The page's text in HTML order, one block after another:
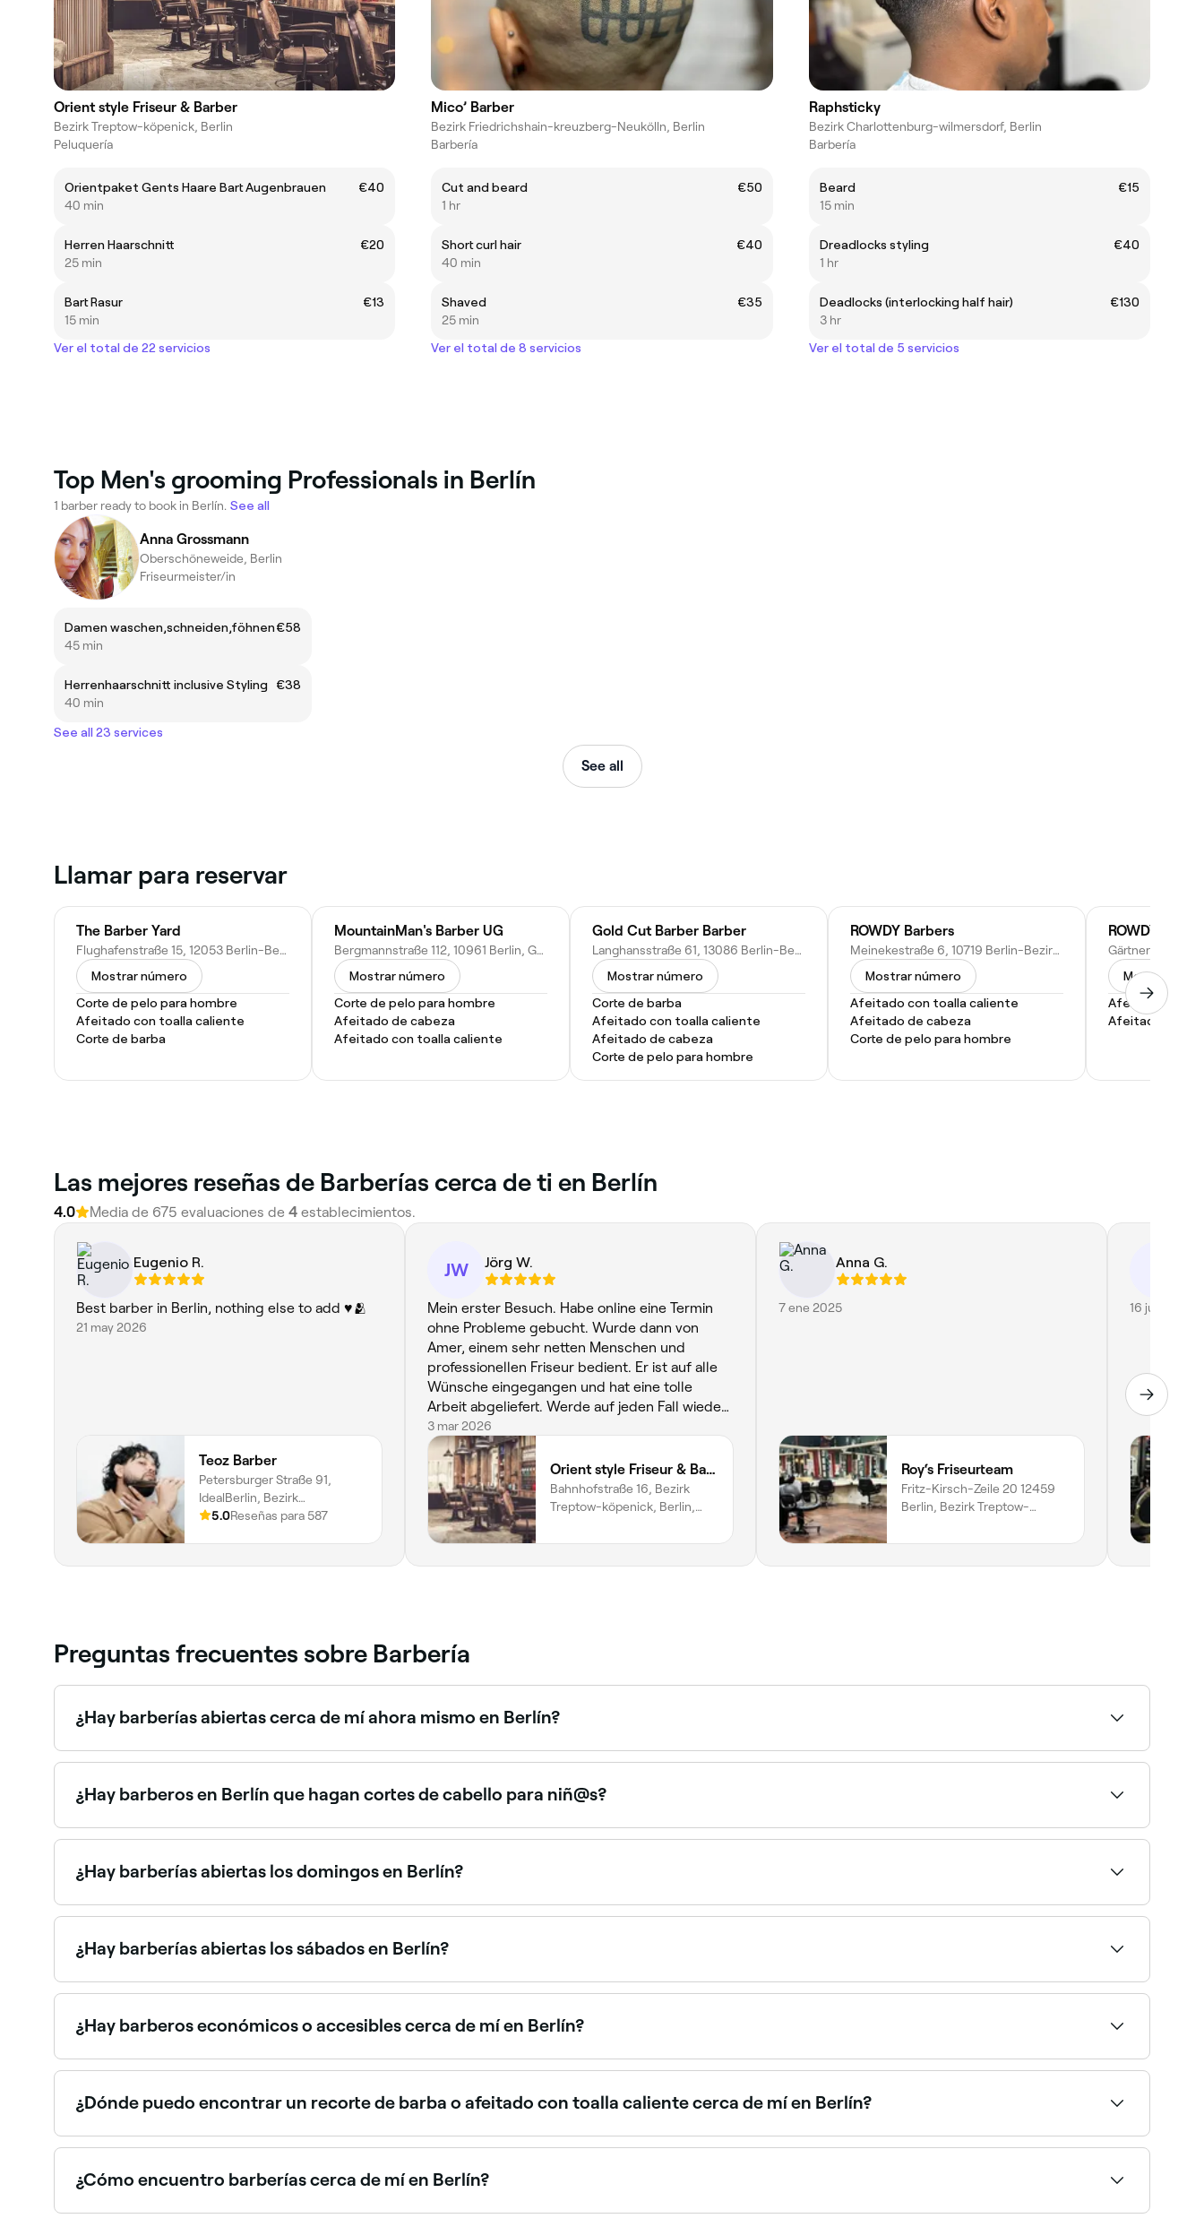
Orient style Friseur & Barber
Bezirk Treptow-köpenick, Berlin
Peluquería
Orientpaket Gents Haare Bart Augenbrauen
€40
40 min
Herren Haarschnitt
€20
25 min
Bart Rasur
€13
15 min
Ver el total de 22 servicios
Mico’ Barber
Bezirk Friedrichshain-kreuzberg-Neukölln, Berlin
Barbería
Cut and beard
€50
1 hr
Short curl hair
€40
40 min
Shaved
€35
25 min
Ver el total de 8 servicios
Raphsticky
Bezirk Charlottenburg-wilmersdorf, Berlin
Barbería
Beard
€15
15 min
Dreadlocks styling
€40
1 hr
Deadlocks (interlocking half hair)
€130
3 hr
Ver el total de 5 servicios
Top Men's grooming Professionals in Berlín
1 barber ready to book in Berlín. See all
Anna Grossmann
Oberschöneweide, Berlin
Friseurmeister/in
Damen waschen,schneiden,föhnen€58
45 min
Herrenhaarschnitt inclusive Styling
€38
40 min
See all 23 services
See all
Llamar para reservar
The Barber Yard
Flughafenstraße 15, 12053 Berlin-Bezirk Neukölln, Germany
Mostrar número
Corte de pelo para hombre
Afeitado con toalla caliente
Corte de barba
MountainMan's Barber UG
Bergmannstraße 112, 10961 Berlin, Germany
Mostrar número
Corte de pelo para hombre
Afeitado de cabeza
Afeitado con toalla caliente
Gold Cut Barber Barber
Langhansstraße 61, 13086 Berlin-Bezirk Pankow, Germany
Mostrar número
Corte de barba
Afeitado con toalla caliente
Afeitado de cabeza
Corte de pelo para hombre
ROWDY Barbers
Meinekestraße 6, 10719 Berlin-Bezirk Charlottenburg-Wilmersdorf, Germany
Mostrar número
Afeitado con toalla caliente
Afeitado de cabeza
Corte de pelo para hombre
ROWDY
Mostrar
Afeitado de
Afeitado con
Las mejores reseñas de Barberías cerca de ti en Berlín
4.0 Media de 675 evaluaciones de 4 establecimientos.
Eugenio R.
Best barber in Berlin, nothing else to add ♥️🫂
21 may 2026
Teoz Barber
Petersburger Straße 91,
IdealBerlin, Bezirk
Friedrichshain-kreuzberg,
5.0Reseñas para 587
JW Jörg W.
Mein erster Besuch. Habe online eine Termin
ohne Probleme gebucht. Wurde dann von
Amer, einem sehr netten Menschen und
professionellen Friseur bedient. Er ist auf alle
Wünsche eingegangen und hat eine tolle
Arbeit abgeliefert. Werde auf jeden Fall wieder
kommen.
3 mar 2026
Orient style Friseur & Barber
Bahnhofstraße 16, Bezirk
Treptow-köpenick, Berlin,
Anna G.
7 ene 2025
Roy‘s Friseurteam
Fritz-Kirsch-Zeile 20 12459
Berlin, Bezirk Treptow-
16 jun 2026
Preguntas frecuentes sobre Barbería
¿Hay barberías abiertas cerca de mí ahora mismo en Berlín?
Usa Fresha para encontrar barberos en Berlín que estén disponibles ahora mismo. Filtra por la fecha y hora de hoy para ver la disponibilidad en tiempo real
¿Hay barberos en Berlín que hagan cortes de cabello para niñ@s?
Sí, muchos barberos en Berlín tienen experiencia en cortes infantiles y ofrecen un ambiente relajado y amigable para niñ@s. Explora y reserva con l@s
¿Hay barberías abiertas los domingos en Berlín?
Sí, muchos barberos en Berlín abren los domingos. Explora Fresha para encontrar barberos cerca de ti con disponibilidad los domingos y reserva tu cita en
¿Hay barberías abiertas los sábados en Berlín?
Sí, la mayoría de las barberías en Berlín están abiertas los sábados, y suelen tener sus horas más concurridas durante el fin de semana. Usa Fresha para
¿Hay barberos económicos o accesibles cerca de mí en Berlín?
Sí, Berlín cuenta con barberos en una amplia variedad de rangos de precios. Fresha muestra los precios desde el principio para cada servicio, para que
¿Dónde puedo encontrar un recorte de barba o afeitado con toalla caliente cerca de mí en Berlín?
En Berlín encontrarás numerosos barberos que ofrecen recortes de barba, perfilados y afeitados tradicionales con toalla caliente. Explora y reserva con los
¿Cómo encuentro barberías cerca de mí en Berlín?